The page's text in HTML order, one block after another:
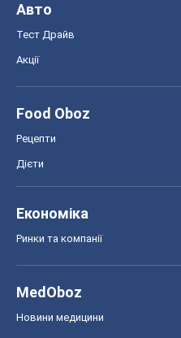
Авто
Тест Драйв
Акції
Food Oboz
Рецепти
Дієти
Економіка
Ринки та компанії
MedOboz
Новини медицини